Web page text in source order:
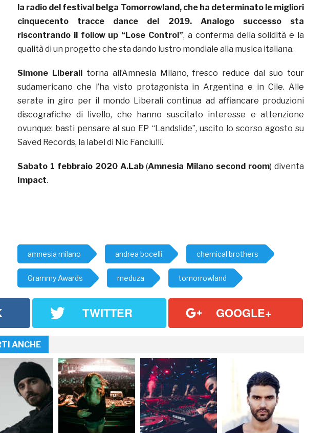
la radio del festival belga Tomorrowland, che ha determinato le migliori
cinquecento tracce dance del 2019. Analogo successo sta
riscontrando il follow up “Lose Control”, a conferma della solidità e la
qualità di un progetto che sta dando lustro mondiale alla musica italiana.
Simone Liberali torna all’Amnesia Milano, fresco reduce dal suo tour
sudamericano che l’ha visto protagonista in Argentina e in Cile. Alle
serate in giro per il mondo Liberali continua ad affiancare produzioni
discografiche di livello, che hanno suscitato interesse e attenzione
ovunque: basti pensare al suo EP “Landslide”, uscito lo scorso agosto su
Saved Records, la label di Nic Fanciulli.
Sabato 1 febbraio 2020 A.Lab(Amnesia Milano second room) diventa
Impact.
amnesia milano andrea bocelli chemical brothers
Grammy Awards meduza tomorrowland
TWITTER GOOGLE+
ANCHE